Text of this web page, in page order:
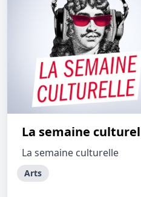
La semaine
La semaine culturelle
Arts